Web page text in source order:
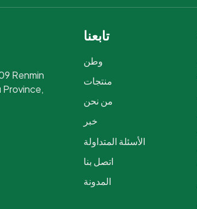
Renmin
Province,
تابعنا
وطن
منتجات
من نحن
خبر
الأسئلة المتداولة
اتصل بنا
المدونة